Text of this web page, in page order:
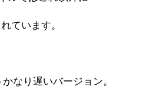
ています。
なり遅いバージョン。